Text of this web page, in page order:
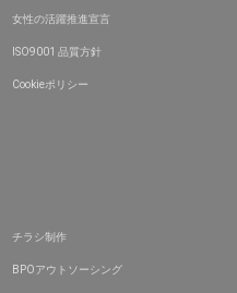
女性の活躍推進宣言
ISO9001 品質方針
Cookieポリシー
チラシ制作
BPOアウトソーシング